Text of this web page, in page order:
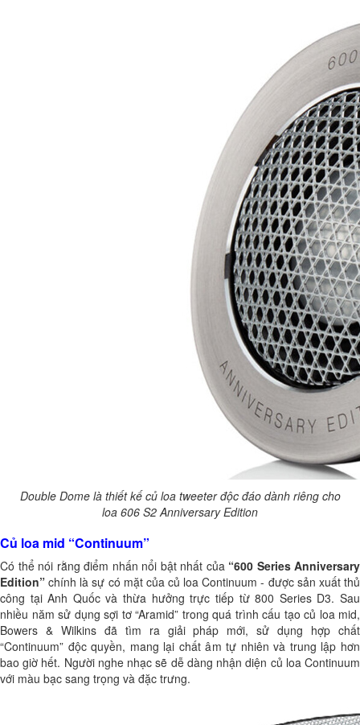
Double Dome là thiết kế củ loa tweeter độc đáo dành riêng cho
loa 606 S2 Anniversary Edition
Củ loa mid “Continuum”
Có thể nói rằng điểm nhấn nổi bật nhất của “600 Series Anniversary
Edition” chính là sự có mặt của củ loa Continuum - được sản xuất thủ
công tại Anh Quốc và thừa hưởng trực tiếp từ 800 Series D3. Sau
nhiều năm sử dụng sợi tơ “Aramid” trong quá trình cấu tạo củ loa mid,
Bowers & Wilkins đã tìm ra giải pháp mới, sử dụng hợp chất
“Continuum” độc quyền, mang lại chất âm tự nhiên và trung lập hơn
bao giờ hết. Người nghe nhạc sẽ dễ dàng nhận diện củ loa Continuum
với màu bạc sang trọng và đặc trưng.